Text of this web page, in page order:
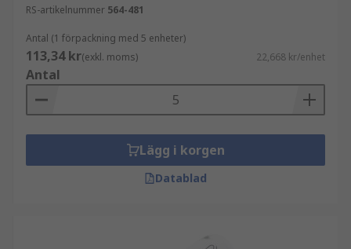
RS-artikelnummer 564-481
Antal (1 förpackning med 5 enheter)
113,34 kr(exkl. moms) 22,668 kr/enhet
Antal
Lägg i korgen
Datablad